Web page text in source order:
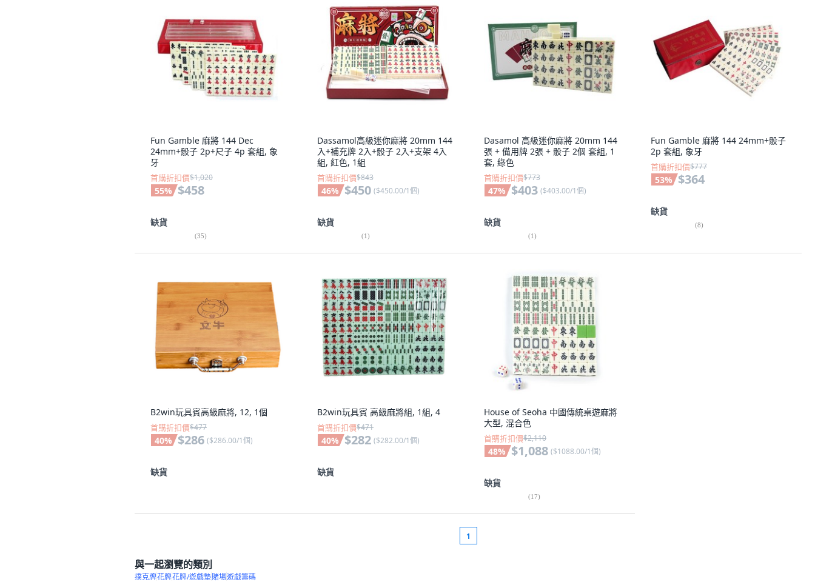
Fun Gamble 麻將 144 Dec
24mm+骰子 2p+尺子 4p 套組, 象
牙
首購折扣價$1,020
55% $458
缺貨
(35)
Dassamol高級迷你麻將 20mm 144
入+補充牌 2入+骰子 2入+支架 4入
組, 紅色, 1組
首購折扣價$843
46% $450 ($450.00/1個)
缺貨
(1)
Dasamol 高級迷你麻將 20mm 144
張 + 備用牌 2張 + 骰子 2個 套組, 1
套, 綠色
首購折扣價$773
47% $403 ($403.00/1個)
缺貨
(1)
Fun Gamble 麻將 144 24mm+骰子
2p 套組, 象牙
首購折扣價$777
53% $364
缺貨
(8)
B2win玩具賓高級麻將, 12, 1個
首購折扣價$477
40% $286 ($286.00/1個)
缺貨
B2win玩具賓 高級麻將組, 1組, 4
首購折扣價$471
40% $282 ($282.00/1個)
缺貨
House of Seoha 中國傳統桌遊麻將
大型, 混合色
首購折扣價$2,110
48% $1,088 ($1088.00/1個)
缺貨
(17)
1
與一起瀏覽的類別
撲克牌花牌花牌/遊戲墊賭場遊戲籌碼